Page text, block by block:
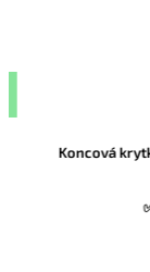
Koncová krytka
✅